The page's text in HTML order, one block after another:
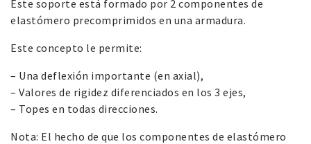
Este soporte está formado por 2 componentes de
elastómero precomprimidos en una armadura.
Este concepto le permite:
– Una deflexión importante (en axial),
– Valores de rigidez diferenciados en los 3 ejes,
– Topes en todas direcciones.
Nota: El hecho de que los componentes de elastómero